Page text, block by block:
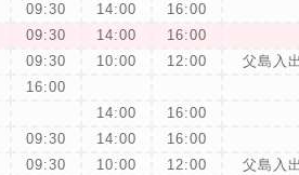
09:30 14:00
16:00
09:30 14:00
16:00
09:30 10:00 12:00
父島入
16:00
14:00
16:00
09:30 14:00
16:00
09:30 10:00 12:00
父島入